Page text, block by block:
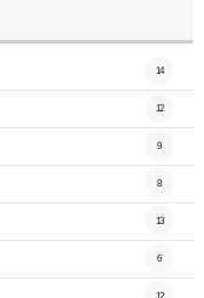
14
12
9
8
13
6